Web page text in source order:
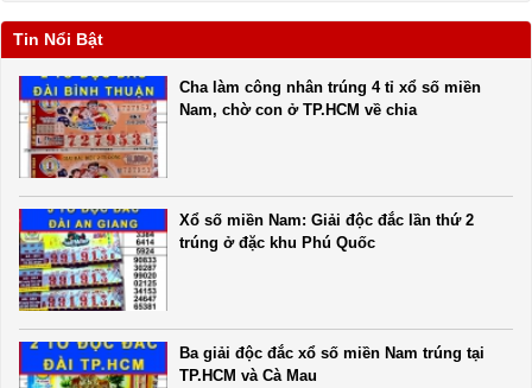
Tin Nổi Bật
Cha làm công nhân trúng 4 tỉ xổ số miền
Nam, chờ con ở TP.HCM về chia
Xổ số miền Nam: Giải độc đắc lần thứ 2
trúng ở đặc khu Phú Quốc
Ba giải độc đắc xổ số miền Nam trúng tại
TP.HCM và Cà Mau